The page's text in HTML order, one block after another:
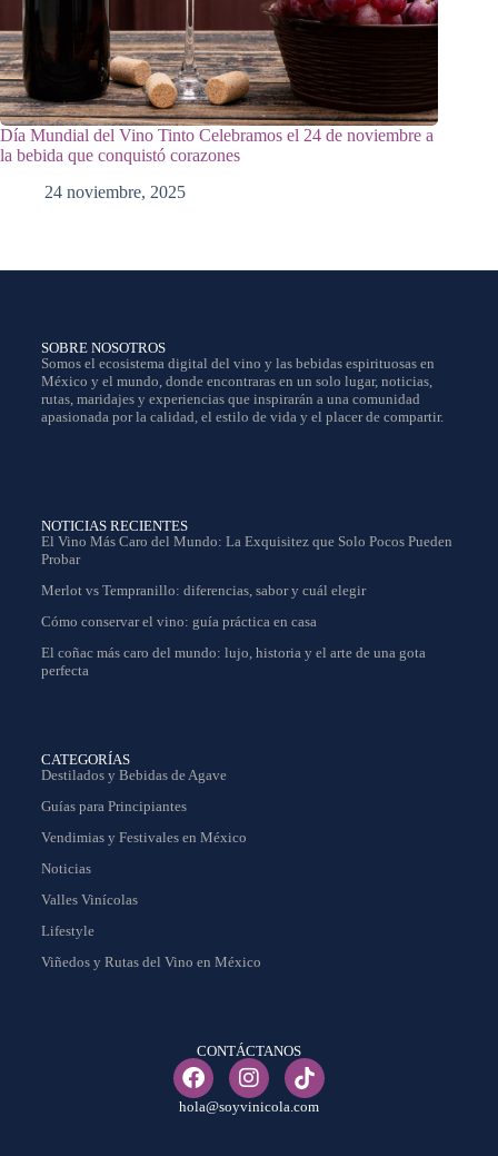
Día Mundial del Vino Tinto Celebramos el 24 de noviembre a
la bebida que conquistó corazones
24 noviembre, 2025
SOBRE NOSOTROS
Somos el ecosistema digital del vino y las bebidas espirituosas en
México y el mundo, donde encontraras en un solo lugar, noticias,
rutas, maridajes y experiencias que inspirarán a una comunidad
apasionada por la calidad, el estilo de vida y el placer de compartir.
NOTICIAS RECIENTES
El Vino Más Caro del Mundo: La Exquisitez que Solo Pocos Pueden
Probar
Merlot vs Tempranillo: diferencias, sabor y cuál elegir
Cómo conservar el vino: guía práctica en casa
El coñac más caro del mundo: lujo, historia y el arte de una gota
perfecta
CATEGORÍAS
Destilados y Bebidas de Agave
Guías para Principiantes
Vendimias y Festivales en México
Noticias
Valles Vinícolas
Lifestyle
Viñedos y Rutas del Vino en México
CONTÁCTANOS
hola@soyvinicola.com